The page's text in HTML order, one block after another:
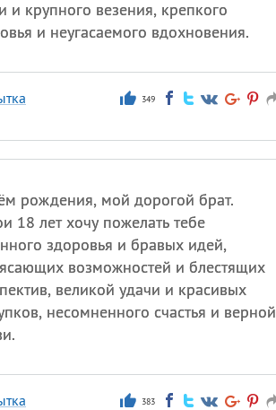
и крупного везения, крепкого
и неугасаемого вдохновения.
349
рождения, мой дорогой брат.
18 лет хочу пожелать тебе
здоровья и бравых идей,
возможностей и блестящих
великой удачи и красивых
несомненного счастья и верной
383